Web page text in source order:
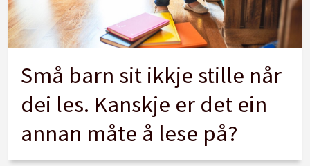
Små barn sit ikkje stille når
dei les. Kanskje er det ein
annan måte å lese på?